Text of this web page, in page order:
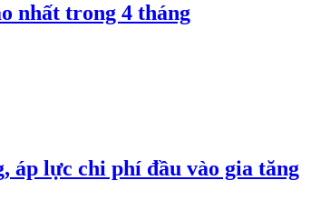
nhất trong 4 tháng
lực chi phí đầu vào gia tăng